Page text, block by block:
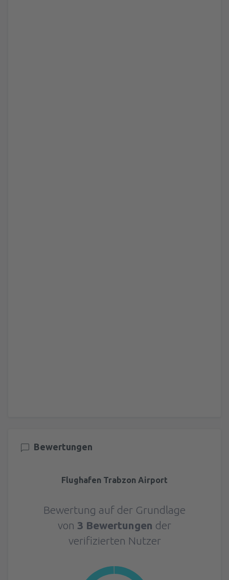
Bewertungen
Flughafen Trabzon Airport
Bewertung auf der Grundlage
von 3 Bewertungen der
verifizierten Nutzer